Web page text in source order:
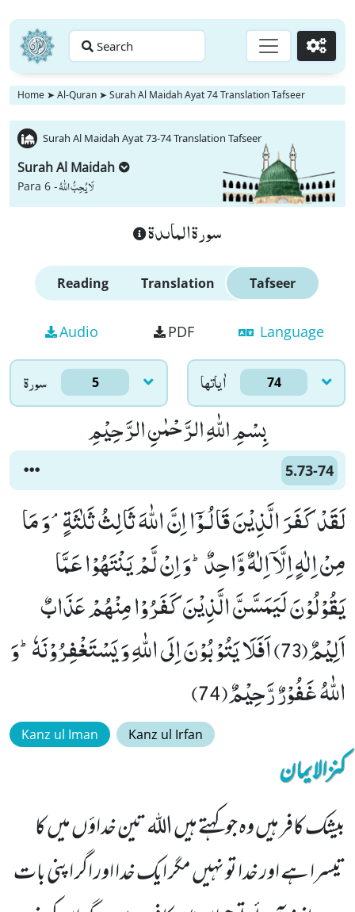
Search Go
Home ➤ Al-Quran ➤ Surah Al Maidah Ayat 74 Translation Tafseer
Surah Al Maidah Ayat 73-74 Translation Tafseer
Surah Al Maidah
Para 6 -لَا یُحِبُّ اللّٰهُ
سورة الماىدة
Reading Translation Tafseer
Audio PDF Language
سورۃ 5 اٰياتها 74
بِسْمِ اللّٰهِ الرَّحْمٰنِ الرَّحِیْمِ
5.73-74
لَقَدْ كَفَرَ الَّذِیْنَ قَالُـوْۤا اِنَّ اللّٰهَ ثَالِثُ ثَلٰثَةٍۘ-وَ مَا
مِنْ اِلٰهٍ اِلَّاۤ اِلٰهٌ وَّاحِدٌؕ-وَ اِنْ لَّمْ یَنْتَهُوْا عَمَّا
یَقُوْلُوْنَ لَیَمَسَّنَّ الَّذِیْنَ كَفَرُوْا مِنْهُمْ عَذَابٌ
اَلِیْمٌ(73) اَفَلَا یَتُوْبُوْنَ اِلَى اللّٰهِ وَ یَسْتَغْفِرُوْنَهٗؕ-وَ
اللّٰهُ غَفُوْرٌ رَّحِیْمٌ(74)
Kanz ul Iman Kanz ul Irfan
کنزالایمان
بیشک کافر ہیں وہ جو کہتے ہیں اللہ تین خداؤں میں کا
تیسرا ہے اور خدا تو نہیں مگر ایک خدا اور اگر اپنی بات